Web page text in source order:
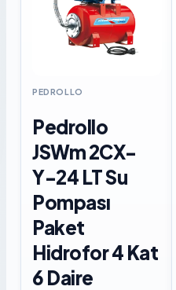
PEDROLLO
Pedrollo
JSWm 2CX-
Y-24 LT Su
Pompası
Paket
Hidrofor 4 Kat
6 Daire